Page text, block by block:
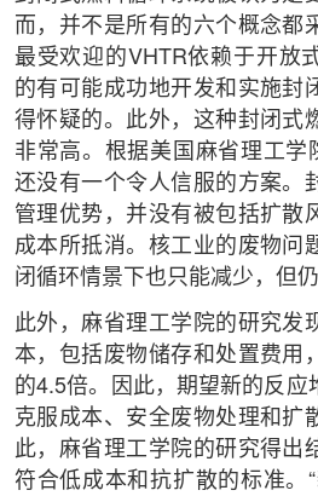
而，并不是所有的六个概念都
最受欢迎的VHTR依赖于开放
的有可能成功地开发和实施封
得怀疑的。此外，这种封闭式
非常高。根据美国麻省理工学
还没有一个令人信服的方案。
管理优势，并没有被包括扩散
成本所抵消。核工业的废物问
闭循环情景下也只能减少，但
此外，麻省理工学院的研究发
本，包括废物储存和处置费用
的4.5倍。因此，期望新的反应
克服成本、安全废物处理和扩
此，麻省理工学院的研究得出
符合低成本和抗扩散的标准。